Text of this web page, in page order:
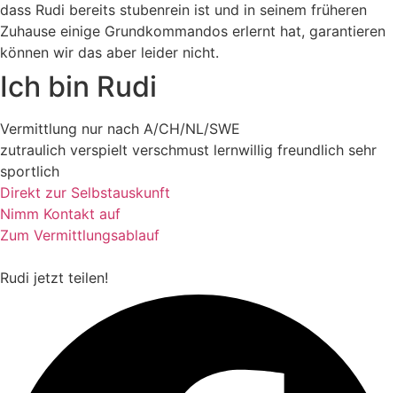
dass Rudi bereits stubenrein ist und in seinem früheren
Zuhause einige Grundkommandos erlernt hat, garantieren
können wir das aber leider nicht.
Ich bin Rudi
Vermittlung nur nach A/CH/NL/SWE
zutraulich verspielt verschmust lernwillig freundlich sehr
sportlich
Direkt zur Selbstauskunft
Nimm Kontakt auf
Zum Vermittlungsablauf
Rudi jetzt teilen!